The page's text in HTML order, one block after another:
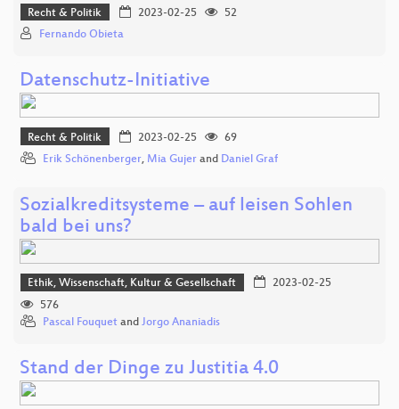
Recht & Politik 2023-02-25
52
Fernando Obieta
Datenschutz-Initiative
Recht & Politik 2023-02-25
69
Erik Schönenberger, Mia Gujer and Daniel Graf
Sozialkreditsysteme – auf leisen Sohlen
bald bei uns?
Ethik, Wissenschaft, Kultur & Gesellschaft
2023-02-25
576
Pascal Fouquet and Jorgo Ananiadis
Stand der Dinge zu Justitia 4.0